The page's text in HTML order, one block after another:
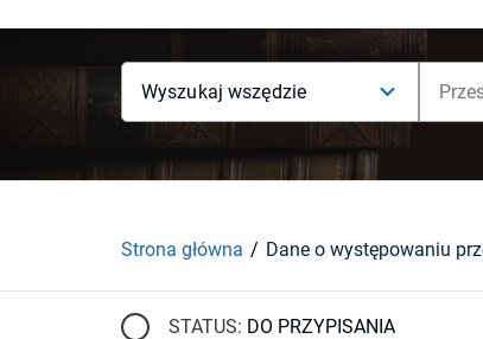
Wyszukaj wszędzie
Strona główna
STATUS: DO PRZYPISANIA